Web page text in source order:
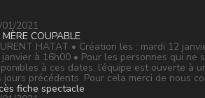
01/2021
COUPABLE
HATAT • Création les : mardi 12
janvier à 16h00 • Pour les personnes qui ne
à ces dates, l’équipe est ouverte à
jours précédents. Pour cela merci de nous
fiche spectacle